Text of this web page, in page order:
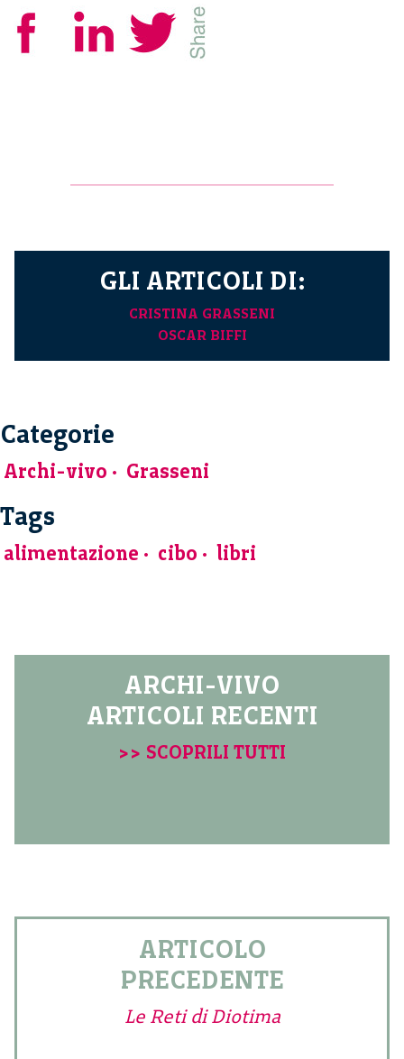
GLI ARTICOLI DI:
CRISTINA GRASSENI
OSCAR BIFFI
Categorie
Archi-vivo Grasseni
Tags
alimentazione cibo libri
ARCHI-VIVO
ARTICOLI RECENTI
>> SCOPRILI TUTTI
ARTICOLO
PRECEDENTE
Le Reti di Diotima